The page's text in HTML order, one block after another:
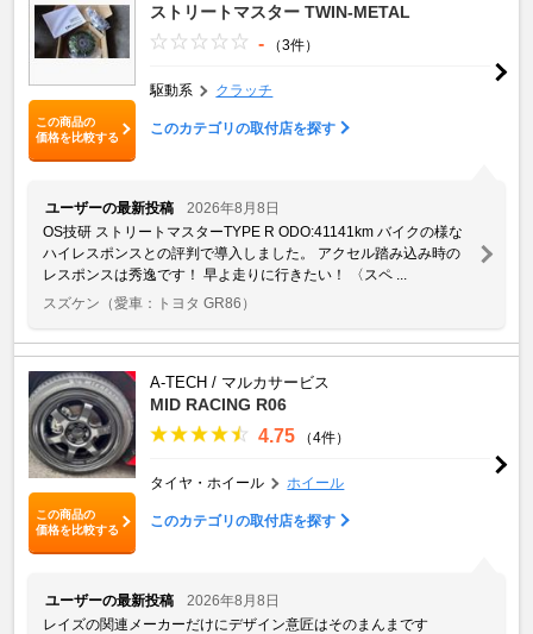
この商品の
価格を比較する
ストリートマスター TWIN-METAL
- （3件）
駆動系 クラッチ
このカテゴリの取付店を探す
ユーザーの最新投稿
2026年8月8日
OS技研 ストリートマスターTYPE R ODO:41141km バイクの様な
ハイレスポンスとの評判で導入しました。 アクセル踏み込み時の
レスポンスは秀逸です！ 早よ走りに行きたい！ 〈スペ ...
スズケン （愛車：トヨタ GR86）
この商品の
価格を比較する
A-TECH / マルカサービス
MID RACING R06
4.75 （4件）
タイヤ・ホイール ホイール
このカテゴリの取付店を探す
ユーザーの最新投稿
2026年8月8日
レイズの関連メーカーだけにデザイン意匠はそのまんまです